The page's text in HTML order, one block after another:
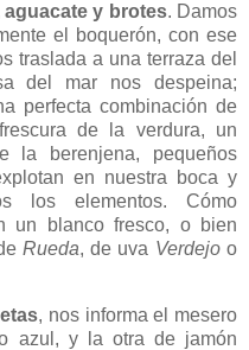
aguacate y brotes. Damos
el boquerón, con ese
traslada a una terraza del
del mar nos despeina;
perfecta combinación de
de la verdura, un
la berenjena, pequeños
en nuestra boca y
los elementos. Cómo
un blanco fresco, o bien
Rueda, de uva Verdejoo
, nos informa el mesero
azul, y la otra de jamón